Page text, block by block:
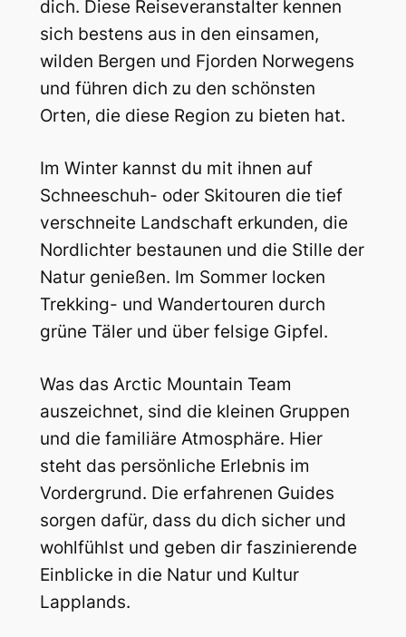
dich. Diese Reiseveranstalter kennen
sich bestens aus in den einsamen,
wilden Bergen und Fjorden Norwegens
und führen dich zu den schönsten
Orten, die diese Region zu bieten hat.
Im Winter kannst du mit ihnen auf
Schneeschuh- oder Skitouren die tief
verschneite Landschaft erkunden, die
Nordlichter bestaunen und die Stille der
Natur genießen. Im Sommer locken
Trekking- und Wandertouren durch
grüne Täler und über felsige Gipfel.
Was das Arctic Mountain Team
auszeichnet, sind die kleinen Gruppen
und die familiäre Atmosphäre. Hier
steht das persönliche Erlebnis im
Vordergrund. Die erfahrenen Guides
sorgen dafür, dass du dich sicher und
wohlfühlst und geben dir faszinierende
Einblicke in die Natur und Kultur
Lapplands.